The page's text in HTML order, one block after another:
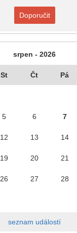
Doporučit
srpen - 2026
St Čt Pá
5 6 7
12 13 14
19 20 21
26 27 28
seznam událostí